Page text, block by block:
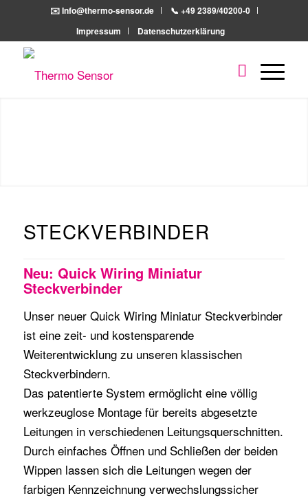
✉️ Info@thermo-sensor.de
📞 +49 2389/40200-0
Impressum
Datenschutzerklärung
STECKVERBINDER
Neu: Quick Wiring Miniatur
Steckverbinder
Unser neuer Quick Wiring Miniatur Steckverbinder
ist eine zeit- und kostensparende
Weiterentwicklung zu unseren klassischen
Steckverbindern.
Das patentierte System ermöglicht eine völlig
werkzeuglose Montage für bereits abgesetzte
Leitungen in verschiedenen Leitungsquerschnitten.
Durch einfaches Öffnen und Schließen der beiden
Wippen lassen sich die Leitungen wegen der
farbigen Kennzeichnung verwechslungssicher